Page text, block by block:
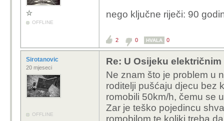
OFFLINE
nego ključne riječi: 90
2 0 HVALA 0
Sirotanovic
20 mjeseci
OFFLINE
Re: U Osijeku
Ne znam što je problem u
roditelji pušćaju djecu bez
romobili 50km/h, čemu se
Zar je teško pojedincu
romobilom te koliki treba